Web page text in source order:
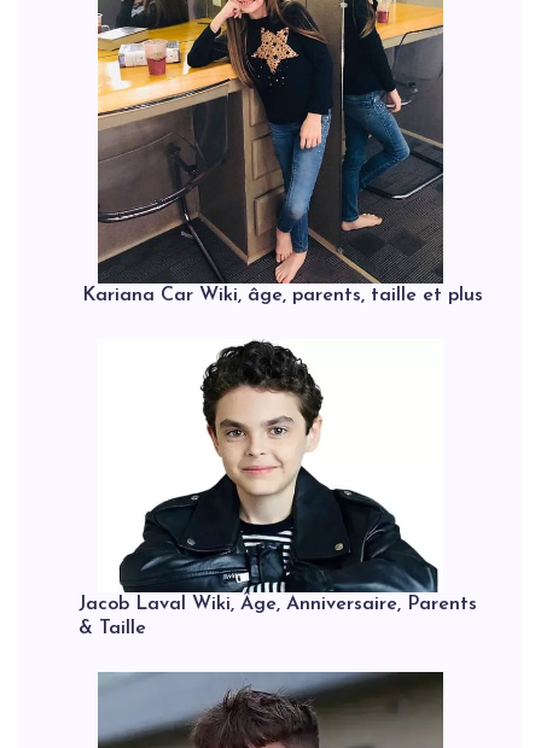
Kariana Car Wiki, âge, parents, taille et plus
Jacob Laval Wiki, Âge, Anniversaire, Parents
& Taille